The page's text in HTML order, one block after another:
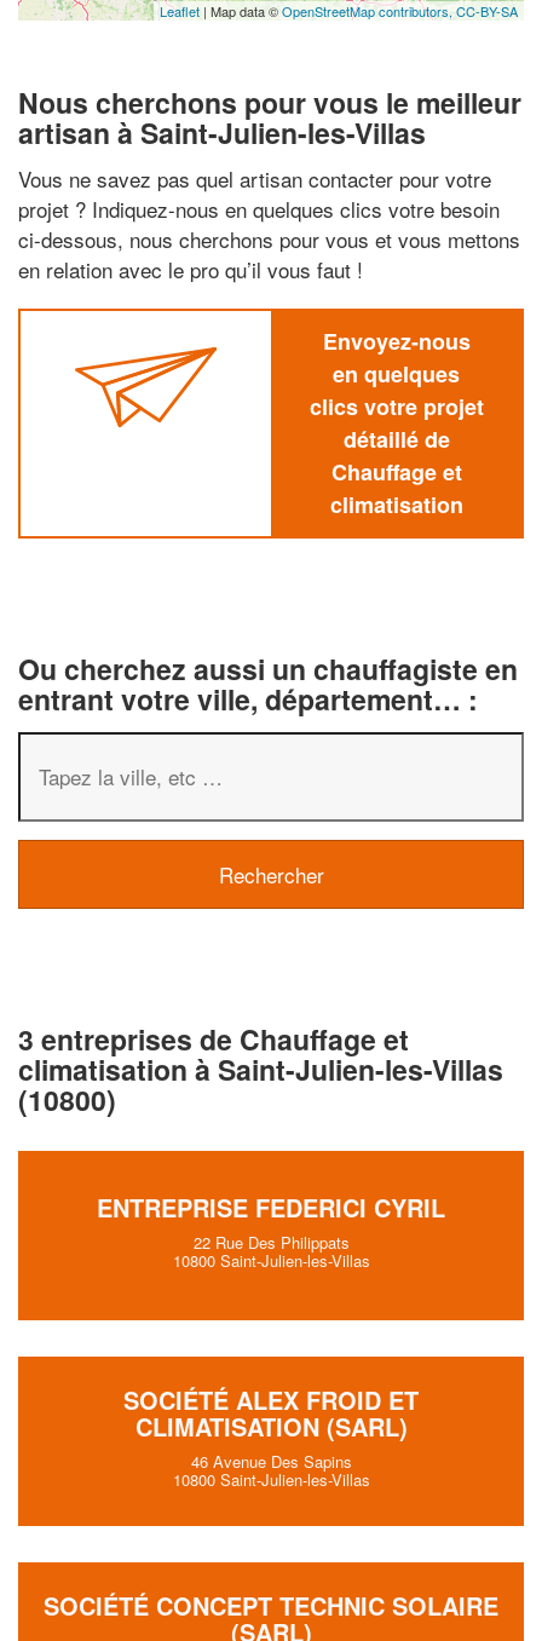
Leaflet | Map data ©OpenStreetMap contributors, CC-BY-SA
Nous cherchons pour vous le meilleur
artisan à Saint-Julien-les-Villas
Vous ne savez pas quel artisan contacter pour votre
projet ? Indiquez-nous en quelques clics votre besoin
ci-dessous, nous cherchons pour vous et vous mettons
en relation avec le pro qu’il vous faut !
Envoyez-nous
en quelques
clics votre projet
détaillé de
Chauffage et
climatisation
Ou cherchez aussi un chauffagiste en
entrant votre ville, département… :
3 entreprises de Chauffage et
climatisation à Saint-Julien-les-Villas
(10800)
ENTREPRISE FEDERICI CYRIL
22 Rue Des Philippats
10800 Saint-Julien-les-Villas
SOCIÉTÉ ALEX FROID ET
CLIMATISATION (SARL)
46 Avenue Des Sapins
10800 Saint-Julien-les-Villas
SOCIÉTÉ CONCEPT TECHNIC SOLAIRE
(SARL)